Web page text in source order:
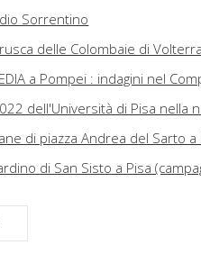
Sorrentino
delle Colombaie di
a Pompei : indagini nel
dell'Università di Pisa nella
di piazza Andrea del Sarto a
di San Sisto a Pisa